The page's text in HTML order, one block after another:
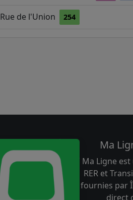
Rue de l'Union 254
Ma
Ma Ligne
RER et
fournies par
direct